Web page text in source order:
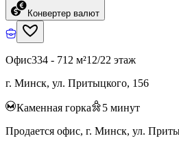
Конвертер валют
Офис334 - 712 м²12/22 этаж
г. Минск, ул. Притыцкого, 156
Каменная горка 5 минут
Продается офис, г. Минск, ул.